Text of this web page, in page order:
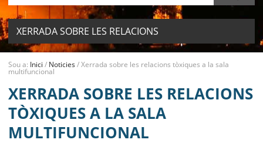
XERRADA SOBRE LES RELACIONS
TÒXIQUES A LA SALA
AJUNTAMENT
MUNICIPI
Sou a: Inici / Noticies/Xerrada sobre les relacions tòxiques a la sala
multifuncional
XERRADA SOBRE LES RELACIONS
TÒXIQUES A LA SALA
MULTIFUNCIONAL